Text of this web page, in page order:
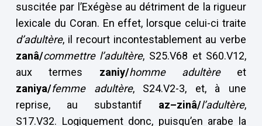
suscitée par l’Exégèse au détriment de la rigueur
lexicale du Coran. En effet, lorsque celui-ci traite
d’adultère, il recourt incontestablement au verbe
zanâ/commettre l’adultère, S25.V68 et S60.V12,
aux termes zaniy/homme adultèreet
zaniya/femme adultère, S24.V2-3, et, à une
reprise, au substantif az–zinâ/l’adultère,
S17.V32. Logiquement donc, puisqu’en arabe la